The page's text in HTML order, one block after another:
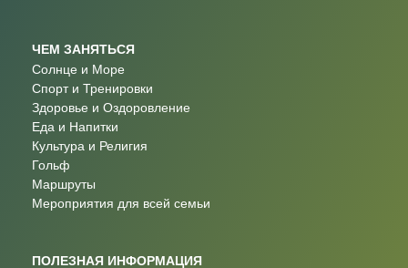
ЧЕМ ЗАНЯТЬСЯ
Солнце и Море
Спорт и Тренировки
Здоровье и Оздоровление
Еда и Напитки
Культура и Религия
Гольф
Маршруты
Мероприятия для всей семьи
ПОЛЕЗНАЯ ИНФОРМАЦИЯ